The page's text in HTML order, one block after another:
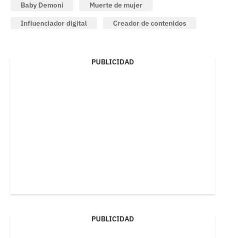
Baby Demoni
Muerte de mujer
Influenciador digital
Creador de contenidos
PUBLICIDAD
PUBLICIDAD